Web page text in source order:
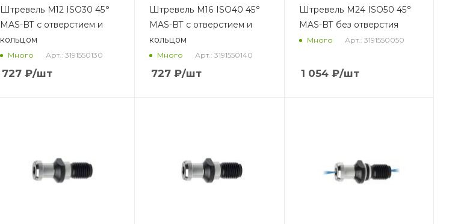
Штревель М12 ISO30 45°
MAS-BT с отверстием и
кольцом
Много Арт.: 3191550130
727₽/шт
Штревель М16 ISO40 45°
MAS-BT с отверстием и
кольцом
Много Арт.: 3191550140
727 ₽/шт
Штревель М24 ISO50 45°
MAS-BT без отверстия
Много Арт.: 3191550050
1 054₽/шт